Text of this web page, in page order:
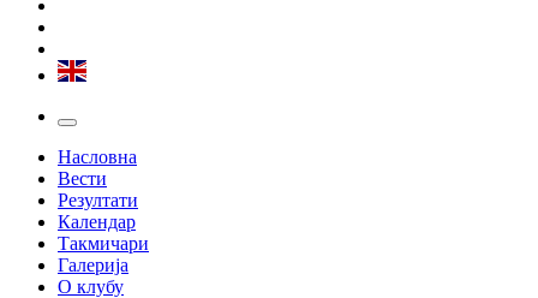
Насловна
Вести
Резултати
Календар
Такмичари
Галерија
О клубу